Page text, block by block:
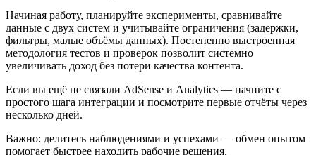
Начиная работу, планируйте эксперименты, сравнивайте
данные с двух систем и учитывайте ограничения (задержки,
фильтры, малые объёмы данных). Постепенно выстроенная
методология тестов и проверок позволит системно
увеличивать доход без потери качества контента.
Если вы ещё не связали AdSense и Analytics — начните с
простого шага интеграции и посмотрите первые отчёты через
несколько дней.
Важно: делитесь наблюдениями и успехами — обмен опытом
помогает быстрее находить рабочие решения.